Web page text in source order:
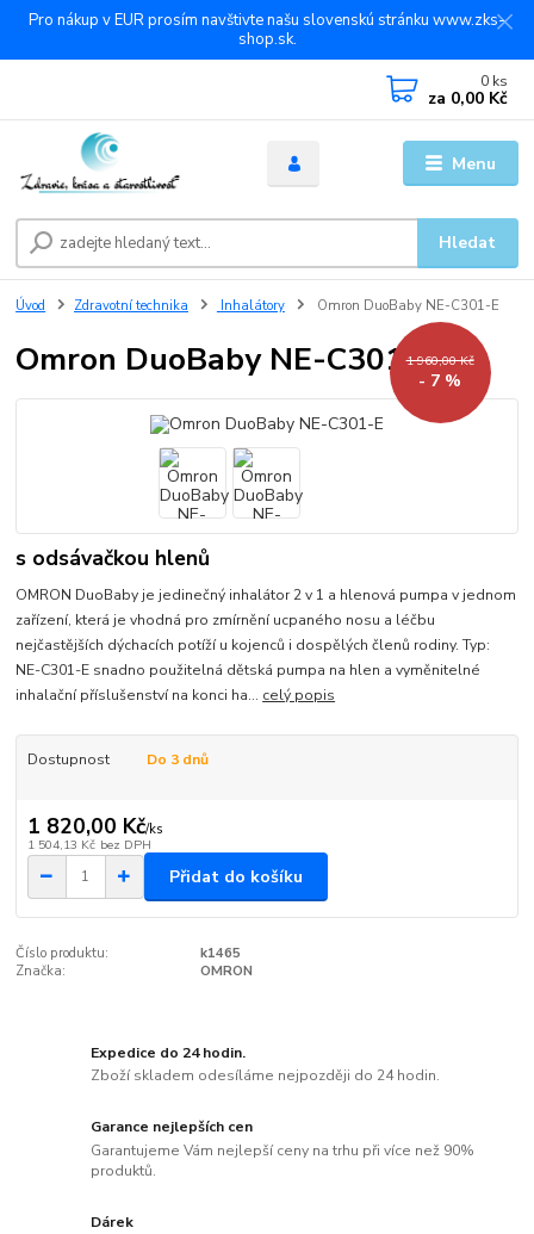
Pro nákup v EUR prosím navštivte našu slovenskú stránku www.zks-
shop.sk.
Menu
Hledat
0 ks
za 0,00 Kč
Úvod Zdravotní technika Inhalátory Omron DuoBaby NE-C301-E
Omron DuoBaby NE-C301-E1 960,00 Kč
- 7 %
s odsávačkou hlenů
OMRON DuoBaby je jedinečný inhalátor 2 v 1 a hlenová pumpa v jednom
zařízení, která je vhodná pro zmírnění ucpaného nosu a léčbu
nejčastějších dýchacích potíží u kojenců i dospělých členů rodiny. Typ:
NE-C301-E snadno použitelná dětská pumpa na hlen a vyměnitelné
inhalační příslušenství na konci ha... celý popis
Dostupnost Do 3 dnů
1 820,00 Kč/ks
1 504,13 Kč bez DPH
Přidat do košíku
Číslo produktu:
k1465
Značka:
OMRON
Expedice do 24 hodin.
Zboží skladem odesíláme nejpozději do 24 hodin.
Garance nejlepších cen
Garantujeme Vám nejlepší ceny na trhu při více než 90%
produktů.
Dárek